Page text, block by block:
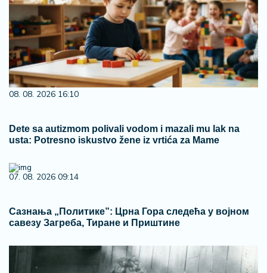
08. 08. 2026 16:10
Dete sa autizmom polivali vodom i mazali mu lak na
usta: Potresno iskustvo žene iz vrtića za Mame
07. 08. 2026 09:14
Сазнања „Политике”: Црна Гора следећа у војном
савезу Загреба, Тиране и Приштине